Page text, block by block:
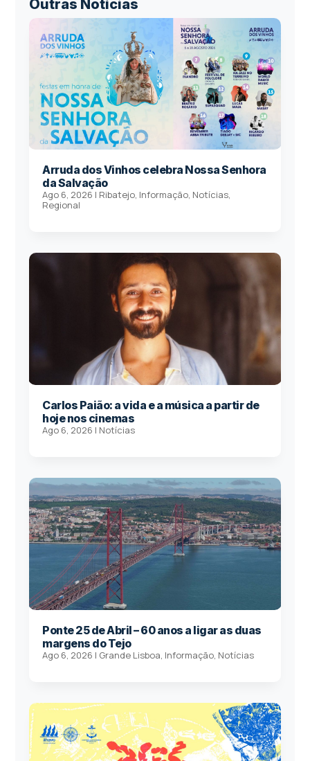
Outras Notícias
Arruda dos Vinhos celebra Nossa Senhora
da Salvação
Ago 6, 2026 | Ribatejo, Informação, Notícias,
Regional
Carlos Paião: a vida e a música a partir de
hoje nos cinemas
Ago 6, 2026 | Notícias
Ponte 25 de Abril – 60 anos a ligar as duas
margens do Tejo
Ago 6, 2026 | Grande Lisboa, Informação, Notícias